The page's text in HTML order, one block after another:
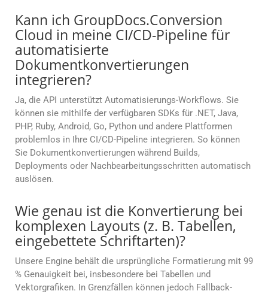
Kann ich GroupDocs.Conversion
Cloud in meine CI/CD-Pipeline für
automatisierte
Dokumentkonvertierungen
integrieren?
Ja, die API unterstützt Automatisierungs-Workflows. Sie
können sie mithilfe der verfügbaren SDKs für .NET, Java,
PHP, Ruby, Android, Go, Python und andere Plattformen
problemlos in Ihre CI/CD-Pipeline integrieren. So können
Sie Dokumentkonvertierungen während Builds,
Deployments oder Nachbearbeitungsschritten automatisch
auslösen.
Wie genau ist die Konvertierung bei
komplexen Layouts (z. B. Tabellen,
eingebettete Schriftarten)?
Unsere Engine behält die ursprüngliche Formatierung mit 99
% Genauigkeit bei, insbesondere bei Tabellen und
Vektorgrafiken. In Grenzfällen können jedoch Fallback-